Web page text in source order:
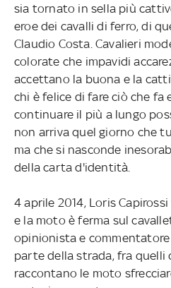
sia tornato in sella più
eroe dei cavalli di ferro, di
Claudio Costa. Cavalieri
colorate che impavidi
accettano la buona e la
chi è felice di fare ciò che fa
continuare il più a lungo
non arriva quel giorno che
ma che si nasconde
della carta d'identità.
4 aprile 2014, Loris
e la moto è ferma sul
opinionista e
parte della strada, fra quelli
raccontano le moto